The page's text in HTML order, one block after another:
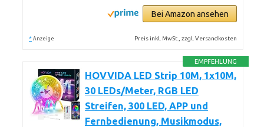
Bei Amazon ansehen
* Anzeige Preis inkl. MwSt., zzgl. Versandkosten
EMPFEHLUNG
HOVVIDA LED Strip 10M, 1x10M,
30 LEDs/Meter, RGB LED
Streifen, 300 LED, APP und
Fernbedienung, Musikmodus,